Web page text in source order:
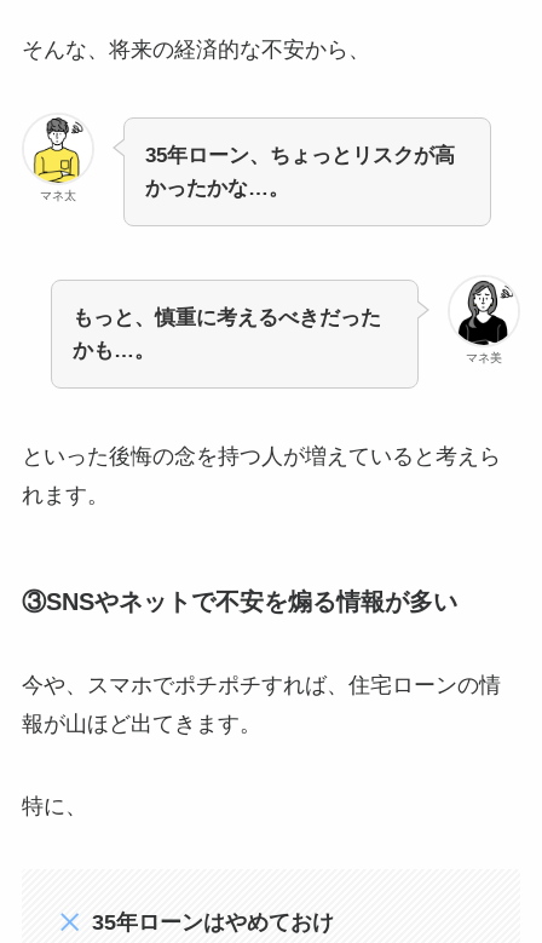
そんな、将来の経済的な不安から、
マネ太
35年ローン、ちょっとリスクが高
かったかな…。
マネ美
もっと、慎重に考えるべきだった
かも…。
といった後悔の念を持つ人が増えていると考えら
れます。
③SNSやネットで不安を煽る情報が多い
今や、スマホでポチポチすれば、住宅ローンの情
報が山ほど出てきます。
特に、
35年ローンはやめておけ